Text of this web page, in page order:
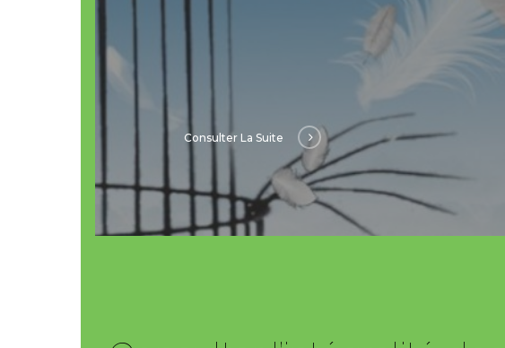
Consulter La Suite